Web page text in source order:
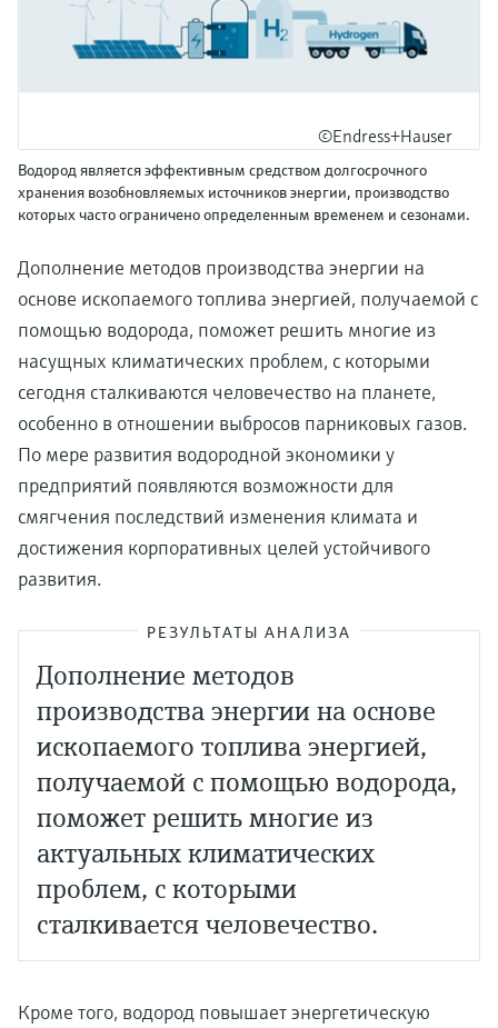
©Endress+Hauser
Водород является эффективным средством долгосрочного
хранения возобновляемых источников энергии, производство
которых часто ограничено определенным временем и сезонами.
Дополнение методов производства энергии на
основе ископаемого топлива энергией, получаемой с
помощью водорода, поможет решить многие из
насущных климатических проблем, с которыми
сегодня сталкиваются человечество на планете,
особенно в отношении выбросов парниковых газов.
По мере развития водородной экономики у
предприятий появляются возможности для
смягчения последствий изменения климата и
достижения корпоративных целей устойчивого
развития.
РЕЗУЛЬТАТЫ АНАЛИЗА
Дополнение методов
производства энергии на основе
ископаемого топлива энергией,
получаемой с помощью водорода,
поможет решить многие из
актуальных климатических
проблем, с которыми
сталкивается человечество.
Кроме того, водород повышает энергетическую